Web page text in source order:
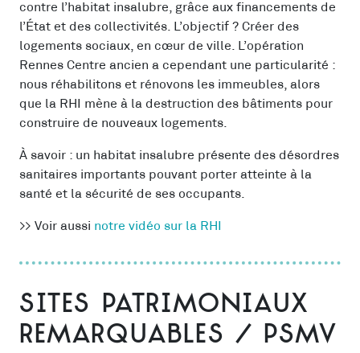
contre l’habitat insalubre, grâce aux financements de
l’État et des collectivités. L’objectif ? Créer des
logements sociaux, en cœur de ville. L’opération
Rennes Centre ancien a cependant une particularité :
nous réhabilitons et rénovons les immeubles, alors
que la RHI mène à la destruction des bâtiments pour
construire de nouveaux logements.
À savoir : un habitat insalubre présente des désordres
sanitaires importants pouvant porter atteinte à la
santé et la sécurité de ses occupants.
>> Voir aussi notre vidéo sur la RHI
Sites patrimoniaux
remarquables / PSMV